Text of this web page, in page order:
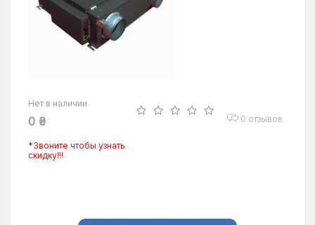
Нет в наличии
0 ₴
*Звоните чтобы узнать
скидку!!!
0 отзывов